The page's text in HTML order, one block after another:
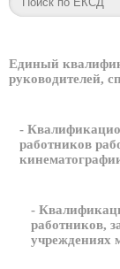
Единый
руководителей,
-
работников
-
работников,
учреждениях